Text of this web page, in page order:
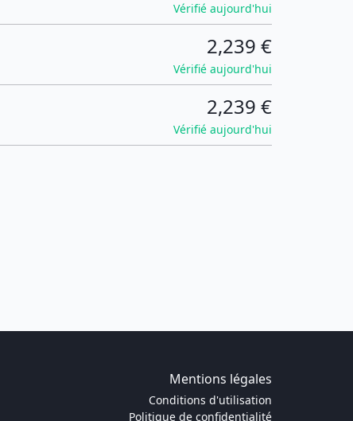
Vérifié aujourd'hui
2,239 €
Vérifié aujourd'hui
2,239 €
Vérifié aujourd'hui
Mentions légales
Conditions d'utilisation
Politique de confidentialité